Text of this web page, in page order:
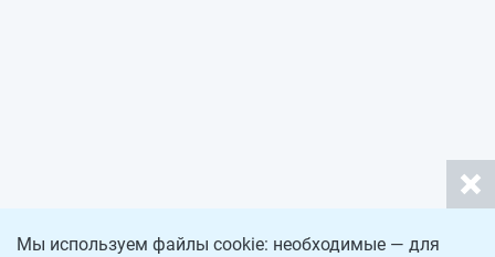
Мы используем файлы cookie: необходимые — для